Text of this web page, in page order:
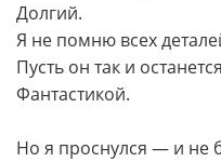
Долгий.
Я не помню всех
Пусть он так и
Фантастикой.
Но я проснулся — и не